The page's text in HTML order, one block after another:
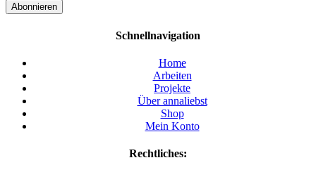
Schnellnavigation
Home
Arbeiten
Projekte
Über annaliebst
Shop
Mein Konto
Rechtliches: